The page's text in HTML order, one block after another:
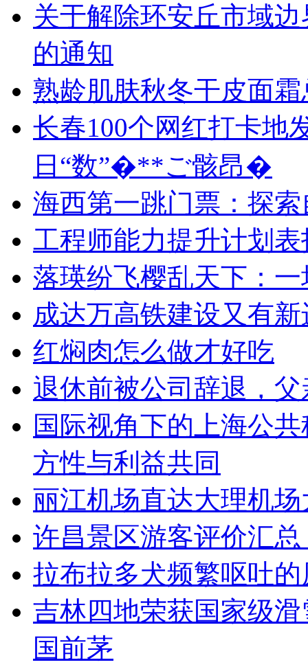
关于解除环安丘市域
的通知
熟龄肌肤秋冬干皮面
长春100个网红打卡地
日“数”�**ご骸昂�
海西第一跳门票：探
工程师能力提升计划表
落瑛纷飞樱乱天下：
成达万高铁建设又有
红焖肉怎么做才好吃
退休前被公司辞退，
国际视角下的上海公
方性与利益共同
丽江机场直达大理机
许昌景区游客评价汇
拉布拉多犬频繁呕吐
吉林四地荣获国家级
国前茅